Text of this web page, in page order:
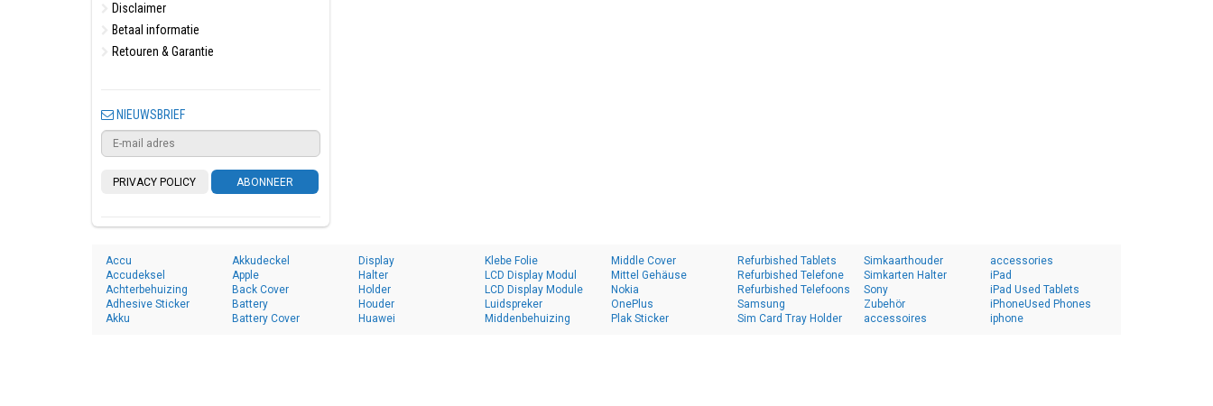
Disclaimer
Betaal informatie
Retouren & Garantie
NIEUWSBRIEF
PRIVACY POLICY ABONNEER
Accu
Accudeksel
Achterbehuizing
Adhesive Sticker
Akku
Akkudeckel
Apple
Back Cover
Battery
Battery Cover
Display
Halter
Holder
Houder
Huawei
Klebe Folie
LCD Display Modul
LCD Display Module
Luidspreker
Middenbehuizing
Middle Cover
Mittel Gehäuse
Nokia
OnePlus
Plak Sticker
Refurbished Tablets
Refurbished Telefone
Refurbished Telefoons
Samsung
Sim Card Tray Holder
Simkaarthouder
Simkarten Halter
Sony
Zubehör
accessoires
accessories
iPad
iPad Used Tablets
iPhoneUsed Phones
iphone